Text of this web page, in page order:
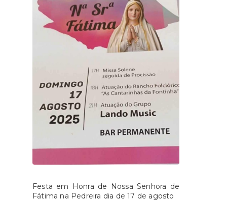
Festa em Honra de Nossa Senhora de
Fátima na Pedreira dia de 17 de agosto